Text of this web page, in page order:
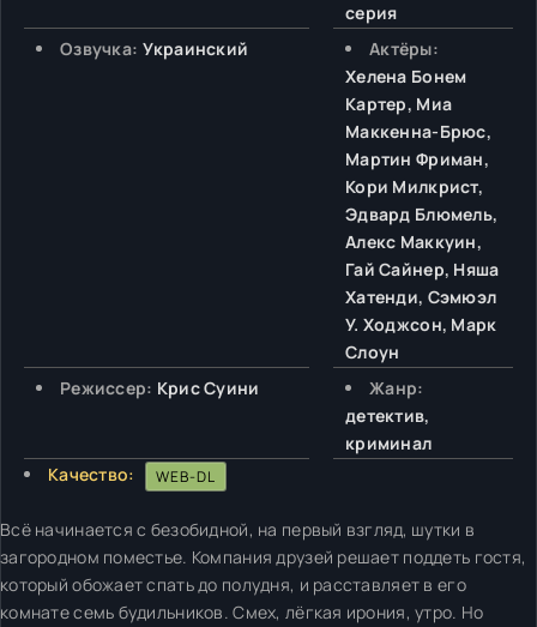
серия
Озвучка: Украинский
Актёры:
Хелена Бонем
Картер, Миа
Маккенна-Брюс,
Мартин Фриман,
Кори Милкрист,
Эдвард Блюмель,
Алекс Маккуин,
Гай Сайнер, Няша
Хатенди, Сэмюэл
У. Ходжсон, Марк
Слоун
Режиссер: Крис Суини
Жанр:
детектив,
криминал
Качество:
WEB-DL
Всё начинается с безобидной, на первый взгляд, шутки в
загородном поместье. Компания друзей решает поддеть гостя,
который обожает спать до полудня, и расставляет в его
комнате семь будильников. Смех, лёгкая ирония, утро. Но